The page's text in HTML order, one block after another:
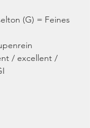
(G) = Feines
/ excellent /